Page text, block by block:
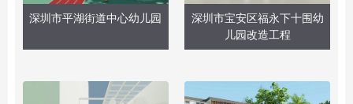
深圳市平湖街道中心幼儿园
深圳市宝安区福永下十围幼
儿园改造工程